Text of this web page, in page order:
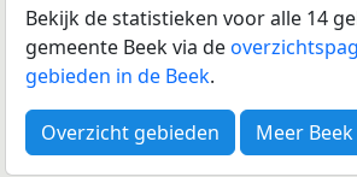
Bekijk de statistieken voor alle 14
gemeente Beek via de
gebieden in de Beek.
Overzicht gebieden Meer Beek